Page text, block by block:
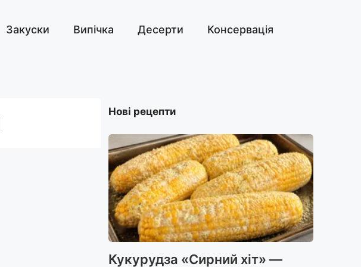
Закуски Випічка Десерти Консервація
Нові рецепти
Кукурудза «Сирний хіт» —